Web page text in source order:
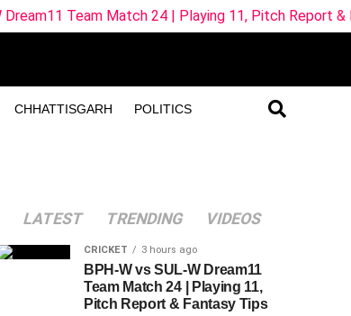
CHHATTISGARH POLITICS
Match 24 | Playing 11, Pitch Report & Fantasy
LATEST TRENDING VIDEOS
CRICKET 3 hours ago
BPH-W vs SUL-W Dream11
Team Match 24 | Playing 11,
Pitch Report & Fantasy Tips